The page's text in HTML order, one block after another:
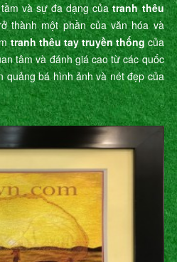
và sự đa dạng củatranh thêu
thành một phần của văn hóa và
tranh thêu tay truyền thống của
tâm và đánh giá cao từ các quốc
quảng bá hình ảnh và nét đẹp của